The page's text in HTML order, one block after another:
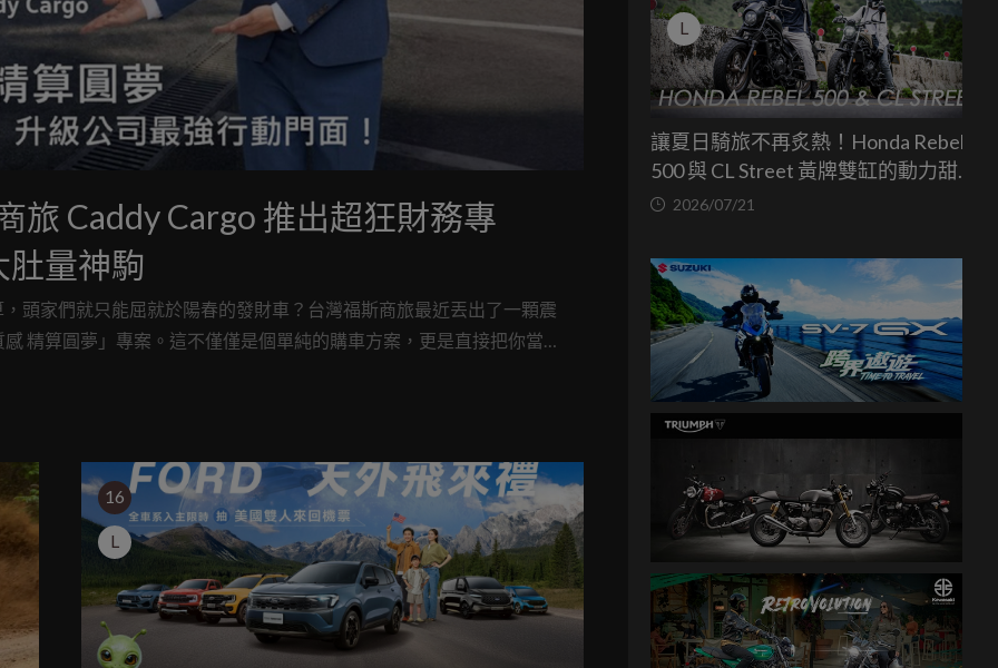
旅 Caddy Cargo 推出超狂財務專
肚量神駒
頭家們就只能屈就於陽春的發財車？台灣福斯商旅最近丟出了一顆震
精算圓夢」專案。這不僅僅是個單純的購車方案，更是直接把你當作
16
L
L
讓夏日騎旅不再炙熱！Honda Rebel
500 與 CL Street 黃牌雙缸的動力甜蜜
點 2026/07/21